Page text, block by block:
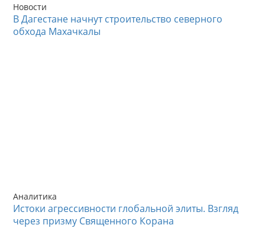
Новости
В Дагестане начнут строительство северного
обхода Махачкалы
Аналитика
Истоки агрессивности глобальной элиты. Взгляд
через призму Священного Корана